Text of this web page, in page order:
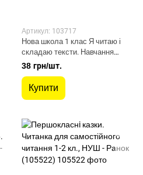
Артикул: 103717
Нова школа 1 клас Я читаю і
складаю тексти. Навчання
через гру. - Волікова Р.Г -
Торсінг (103717)
38 грн/шт.
Купити